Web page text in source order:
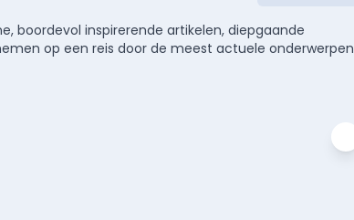
boordevol inspirerende artikelen, diepgaande
op een reis door de meest actuele onderwerpen